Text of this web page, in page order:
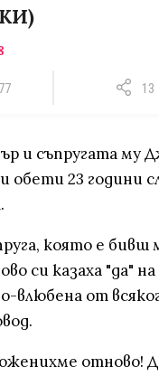
13
и съпругата му
23 години
която е бивш
си казаха "да"
влюбена от
отново!